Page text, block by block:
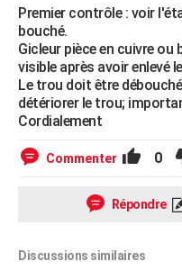
Premier contrôle : voir
bouché.
Gicleur pièce en cuivre
visible après avoir enlevé
Le trou doit être
détériorer le trou;
Cordialement
Commenter 0
Répondre
Discussions similaires